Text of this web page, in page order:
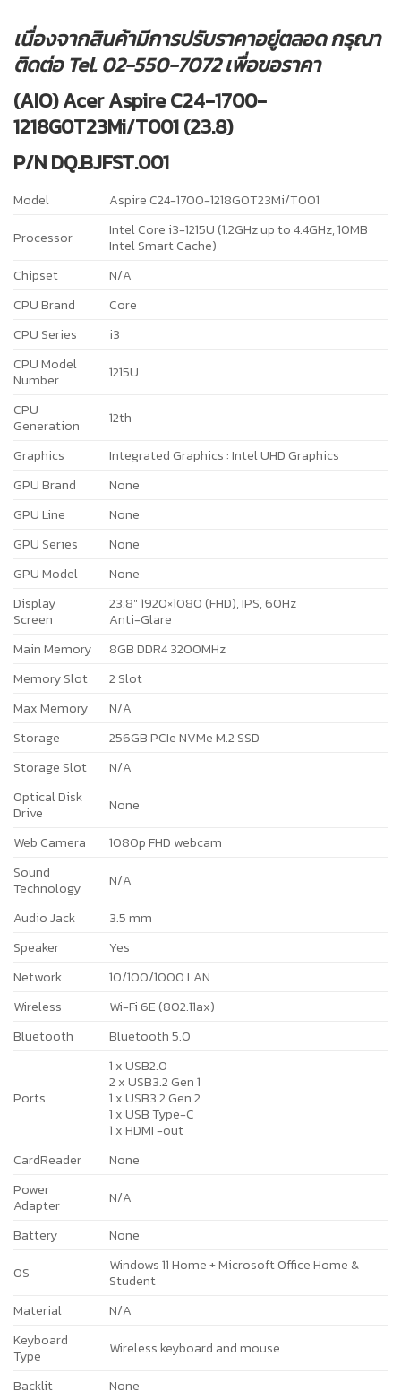
เนื่องจากสินค้ามีการปรับราคาอยู่ตลอด กรุณา
ติดต่อ Tel. 02-550-7072 เพื่อขอราคา
(AIO) Acer Aspire C24-1700-
1218G0T23Mi/T001 (23.8)
P/N DQ.BJFST.001
Model
Aspire C24-1700-1218G0T23Mi/T001
Processor
Intel Core i3-1215U (1.2GHz up to 4.4GHz, 10MB
Intel Smart Cache)
Chipset
N/A
CPU Brand
Core
CPU Series
i3
CPU Model
Number
1215U
CPU
Generation
12th
Graphics
Integrated Graphics : Intel UHD Graphics
GPU Brand
None
GPU Line
None
GPU Series
None
GPU Model
None
Display
Screen
23.8″ 1920×1080 (FHD), IPS, 60Hz
Anti-Glare
Main Memory
8GB DDR4 3200MHz
Memory Slot
2 Slot
Max Memory
N/A
Storage
256GB PCIe NVMe M.2 SSD
Storage Slot
N/A
Optical Disk
Drive
None
Web Camera
1080p FHD webcam
Sound
Technology
N/A
Audio Jack
3.5 mm
Speaker
Yes
Network
10/100/1000 LAN
Wireless
Wi-Fi 6E (802.11ax)
Bluetooth
Bluetooth 5.0
Ports
1 x USB2.0
2 x USB3.2 Gen 1
1 x USB3.2 Gen 2
1 x USB Type-C
1 x HDMI -out
CardReader
None
Power
Adapter
N/A
Battery
None
OS
Windows 11 Home + Microsoft Office Home &
Student
Material
N/A
Keyboard
Type
Wireless keyboard and mouse
Backlit
None